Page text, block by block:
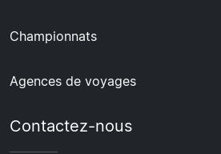
Championnats
Agences de voyages
Contactez-nous